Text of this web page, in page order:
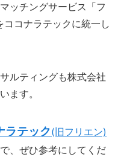
ッチングサービス「フ
コナラテックに統一し
ルティングも株式会社
ます。
ラテック(旧フリエン)
、ぜひ参考にしてくだ